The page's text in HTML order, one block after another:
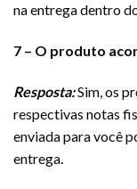
na entrega dentro
7 – O produto
Resposta:Sim, os
respectivas notas
enviada para você
entrega.